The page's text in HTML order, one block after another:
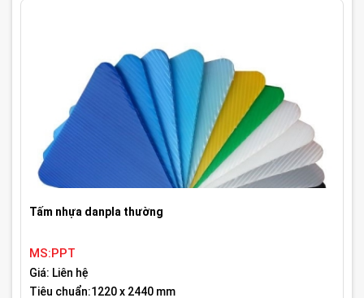
Tấm nhựa danpla thường
MS:PPT
Giá: Liên hệ
Tiêu chuẩn:1220 x 2440 mm